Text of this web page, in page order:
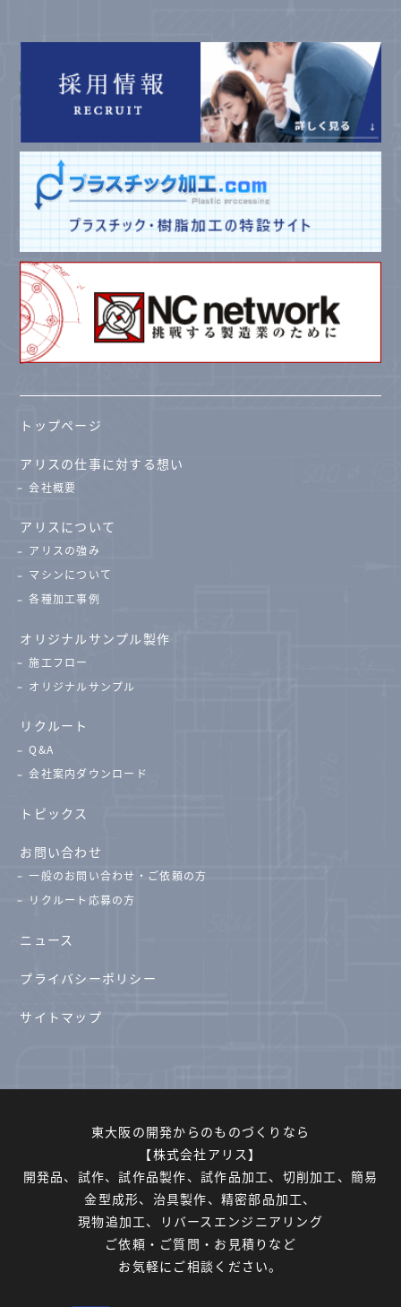
トップページ
アリスの仕事に対する想い
会社概要
アリスについて
アリスの強み
マシンについて
各種加工事例
オリジナルサンプル製作
施工フロー
オリジナルサンプル
リクルート
Q&A
会社案内ダウンロード
トピックス
お問い合わせ
一般のお問い合わせ・ご依頼の方
リクルート応募の方
ニュース
プライバシーポリシー
サイトマップ
東大阪の開発からのものづくりなら
【株式会社アリス】
開発品、試作、試作品製作、試作品加工、切削加工、簡易
金型成形、治具製作、精密部品加工、
現物追加工、リバースエンジニアリング
ご依頼・ご質問・お見積りなど
お気軽にご相談ください。